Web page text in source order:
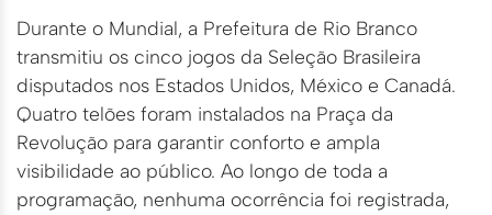
Durante o Mundial, a Prefeitura de Rio Branco
transmitiu os cinco jogos da Seleção Brasileira
disputados nos Estados Unidos, México e Canadá.
Quatro telões foram instalados na Praça da
Revolução para garantir conforto e ampla
visibilidade ao público. Ao longo de toda a
programação, nenhuma ocorrência foi registrada,